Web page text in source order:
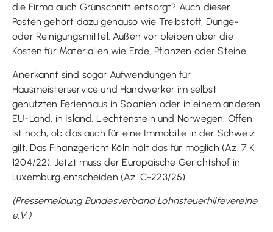
die Firma auch Grünschnitt entsorgt? Auch dieser
Posten gehört dazu genauso wie Treibstoff, Dünge-
oder Reinigungsmittel. Außen vor bleiben aber die
Kosten für Materialien wie Erde, Pflanzen oder Steine.
Anerkannt sind sogar Aufwendungen für
Hausmeisterservice und Handwerker im selbst
genutzten Ferienhaus in Spanien oder in einem anderen
EU-Land, in Island, Liechtenstein und Norwegen. Offen
ist noch, ob das auch für eine Immobilie in der Schweiz
gilt. Das Finanzgericht Köln hält das für möglich (Az. 7 K
1204/22). Jetzt muss der Europäische Gerichtshof in
Luxemburg entscheiden (Az. C-223/25).
(Pressemeldung Bundesverband Lohnsteuerhilfevereine
e.V.)